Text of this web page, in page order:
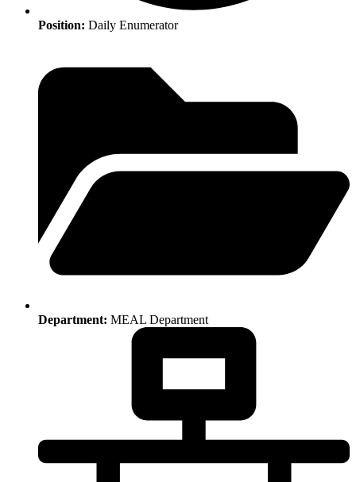
Position: Daily Enumerator
Department: MEAL Department